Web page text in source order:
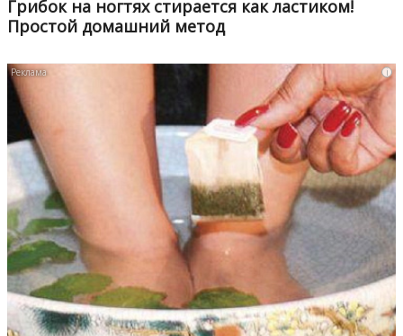
Грибок на ногтях стирается как ластиком!
Простой домашний метод
i